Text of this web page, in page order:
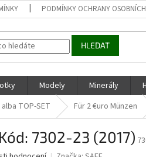
PODMÍNKY OCHRANY
HLEDAT
Modely Minerály
TOP-SET Für 2 €uro Münzen
7302-23 (2017)